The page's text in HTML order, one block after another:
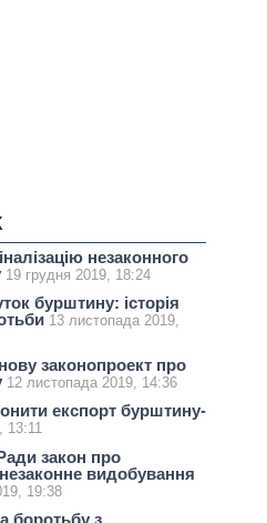
незаконного
19 грудня 2019, 18:24
бурштину: історія
13 листопада 2019,
законопроект про
12 листопада 2019, 14:36
експорт бурштину-
13:11
закон про
видобування
19:38
боротьбу з